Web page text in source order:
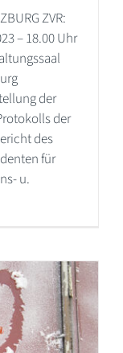
ZVR:
– 18.00 Uhr
der
der
des
für
u.